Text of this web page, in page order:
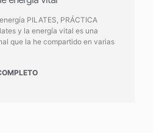
PILATES, PRÁCTICA
y la energía vital es una
que la he compartido en varias